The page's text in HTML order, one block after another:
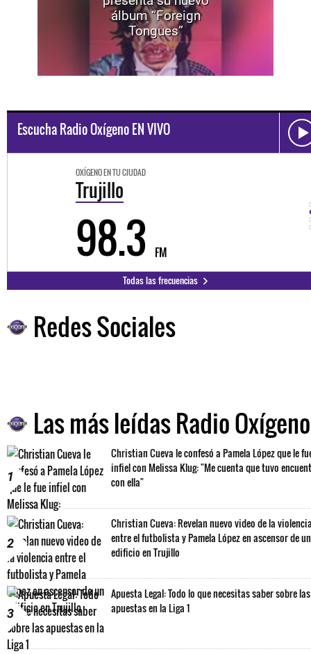
álbum “Foreign
Tongues”
Escucha Radio Oxígeno EN VIVO
OXÍGENO EN TU CIUDAD
98.3 FM
Todas las frecuencias
Redes Sociales
Las más leídas Radio Oxígeno
1
Christian Cueva le confesó a Pamela López que le
infiel con Melissa Klug: "Me cuenta que tuvo
con ella"
2
Christian Cueva: Revelan nuevo video de la
entre el futbolista y Pamela López en ascensor de un
edificio en Trujillo
3
Apuesta Legal: Todo lo que necesitas saber sobre las
apuestas en la Liga 1